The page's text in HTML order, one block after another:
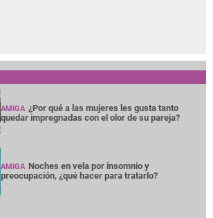
AMIGA ¿Por qué a las mujeres les gusta tanto
quedar impregnadas con el olor de su pareja?
AMIGA Noches en vela por insomnio y
preocupación, ¿qué hacer para tratarlo?